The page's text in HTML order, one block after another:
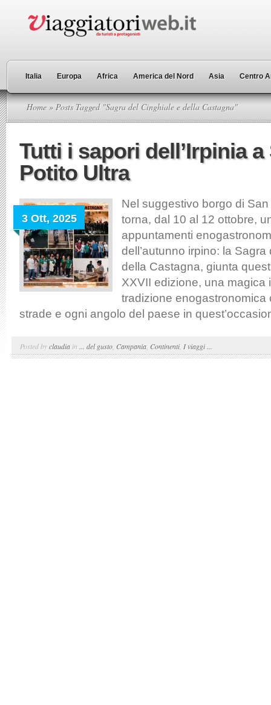
Italia Europa Africa America del Nord Asia Centro
Home » Posts Tagged "Sagra del Cinghiale e della Castagna"
Tutti i sapori dell’Irpinia a
Potito Ultra
3 Ott, 2025
Nel suggestivo borgo di
torna, dal 10 al 12 ottobre,
appuntamenti
dell’autunno irpino: la
della Castagna, giunta
XXVII edizione, una magica
tradizione enogastronomica
strade e ogni angolo del paese in
Posted byclaudia in ... del gusto Campania Continenti, I viaggi ...